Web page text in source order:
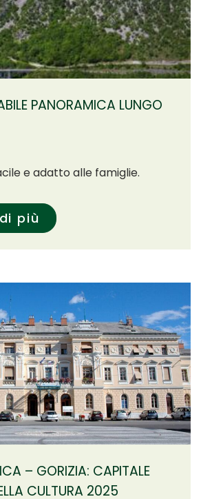
PANORAMICA LUNGO
e adatto alle famiglie.
più
– GORIZIA: CAPITALE
CULTURA 2025